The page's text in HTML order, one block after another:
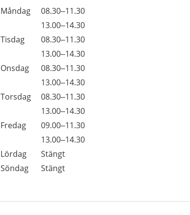
Dag
Öppettider
Kommentarer
Måndag
08.30–11.30
13.00–14.30
Tisdag
08.30–11.30
13.00–14.30
Onsdag
08.30–11.30
13.00–14.30
Torsdag
08.30–11.30
13.00–14.30
Fredag
09.00–11.30
13.00–14.30
Lördag
Stängt
Söndag
Stängt